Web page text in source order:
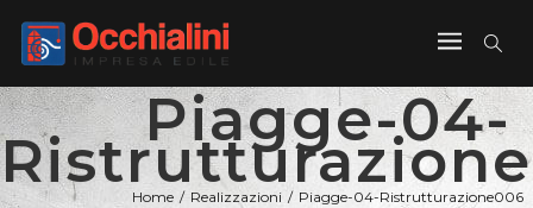
Piagge-04-
Home / Realizzazioni / Piagge-04-Ristrutturazione006